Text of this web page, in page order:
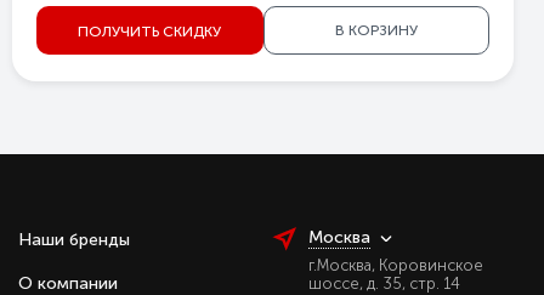
ПОЛУЧИТЬ СКИДКУ В КОРЗИНУ
Наши бренды
О компании
Москва
г.Москва, Коровинское
шоссе, д. 35, стр. 14